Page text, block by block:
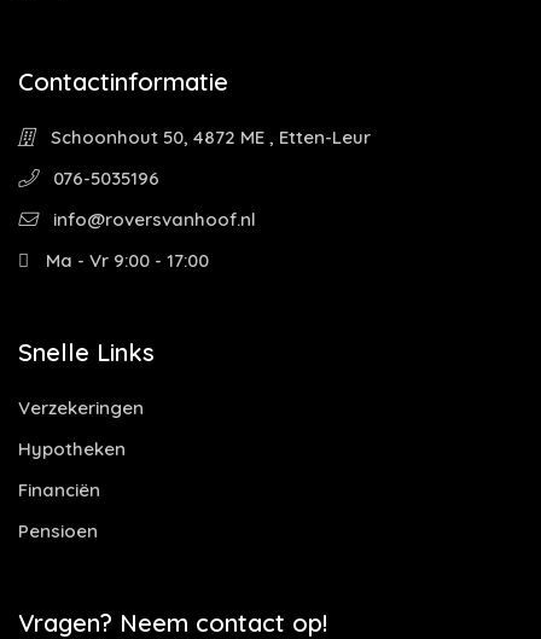
Contactinformatie
Schoonhout 50, 4872 ME , Etten-Leur
076-5035196
info@roversvanhoof.nl
Ma - Vr 9:00 - 17:00
Snelle Links
Verzekeringen
Hypotheken
Financiën
Pensioen
Vragen? Neem contact op!